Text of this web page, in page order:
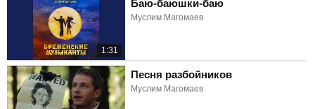
1:31
Баю-баюшки-баю
Муслим Магомаев
Песня разбойников
Муслим Магомаев